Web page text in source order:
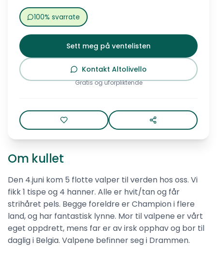
100% svarrate
Sett meg på ventelisten
Kontakt Altolivello
Gratis og uforpliktende
Om kullet
Den 4.juni kom 5 flotte valper til verden hos oss. Vi
fikk 1 tispe og 4 hanner. Alle er hvit/tan og får
strihåret pels. Begge foreldre er Champion i flere
land, og har fantastisk lynne. Mor til valpene er vårt
eget oppdrett, mens far er av irsk opphav og bor til
daglig i Belgia. Valpene befinner seg i Drammen.
Åpen og ærlig